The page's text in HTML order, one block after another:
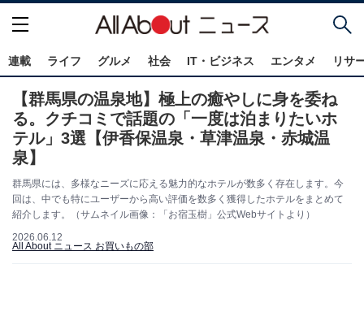
連載 ライフ グルメ 社会 IT・ビジネス エンタメ リサ
【群馬県の温泉地】極上の癒やしに身を委ね
る。クチコミで話題の「一度は泊まりたいホ
テル」3選【伊香保温泉・草津温泉・赤城温
泉】
群馬県には、多様なニーズに応える魅力的なホテルが数多く存在します。今
回は、中でも特にユーザーから高い評価を数多く獲得したホテルをまとめて
紹介します。（サムネイル画像：「お宿玉樹」公式Webサイトより）
2026.06.12
All About ニュース お買いもの部